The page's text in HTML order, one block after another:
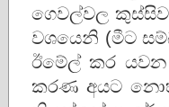
ගෙවල්වල
වශයෙනි (මීට
ඊමේල් කර
කරණ අයට